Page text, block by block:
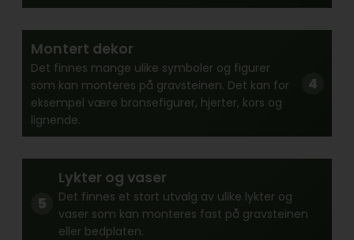
Montert dekor
Det finnes mange ulike symboler og figurer
som kan monteres på gravsteinen. Det kan for
eksempel være bronsefigurer, hjerter, kors og
lignende.
Lykter og vaser
Det finnes et stort utvalg av ulike lykter og
vaser som kan monteres fast på gravsteinen
eller bedplaten.